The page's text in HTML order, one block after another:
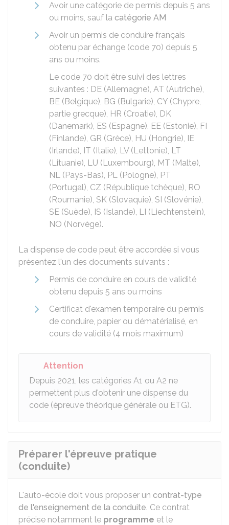
Avoir une catégorie de permis depuis 5 ans
ou moins, sauf la catégorie AM
Avoir un permis de conduire français
obtenu par échange (code 70) depuis 5
ans ou moins.
Le code 70 doit être suivi des lettres
suivantes : DE (Allemagne), AT (Autriche),
BE (Belgique), BG (Bulgarie), CY (Chypre,
partie grecque), HR (Croatie), DK
(Danemark), ES (Espagne), EE (Estonie), FI
(Finlande), GR (Grèce), HU (Hongrie), IE
(Irlande), IT (Italie), LV (Lettonie), LT
(Lituanie), LU (Luxembourg), MT (Malte),
NL (Pays-Bas), PL (Pologne), PT
(Portugal), CZ (République tchèque), RO
(Roumanie), SK (Slovaquie), SI (Slovénie),
SE (Suède), IS (Islande), LI (Liechtenstein),
NO (Norvège).
La dispense de code peut être accordée si vous
présentez l'un des documents suivants :
Permis de conduire en cours de validité
obtenu depuis 5 ans ou moins
Certificat d'examen temporaire du permis
de conduire, papier ou dématérialisé, en
cours de validité (4 mois maximum)
Attention
Depuis 2021, les catégories A1 ou A2 ne
permettent plus d'obtenir une dispense du
code (épreuve théorique générale ou ETG).
Préparer l'épreuve pratique
(conduite)
L'auto-école doit vous proposer un contrat-type
de l'enseignement de la conduite. Ce contrat
précise notamment le programme et le